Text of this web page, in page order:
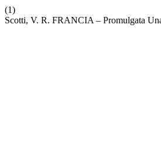
(1)
Scotti, V. R. FRANCIA ‒ Promulgata